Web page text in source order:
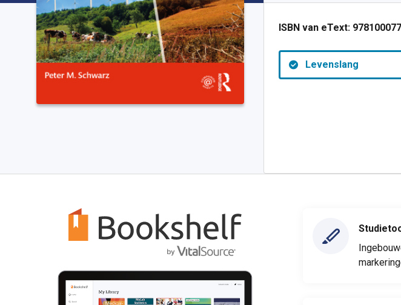
ISBN van eText:
Levenslang